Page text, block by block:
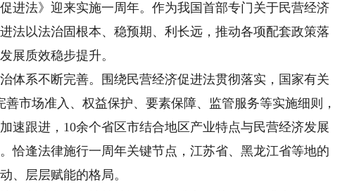
法》迎来实施一周年。作为我国首部专门关于民营经济
法以法治固根本、稳预期、利长远，推动各项配套政策落
展质效稳步提升。
系不断完善。围绕民营经济促进法贯彻落实，国家有关
市场准入、权益保护、要素保障、监管服务等实施细则，
速跟进，10余个省区市结合地区产业特点与民营经济发展
恰逢法律施行一周年关键节点，江苏省、黑龙江省等地的
、层层赋能的格局。